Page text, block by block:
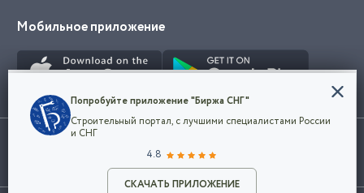
Разместить объявление
Мобильное приложение
Использование сайта, в том числе подача объявлений, означает
марки представленные на сайте являются собственностью их
Конфиденциальность
Мы используем файлы cookie, чтобы сделать
наш сайт удобным для каждого
Политикой конфиденциальности компании
и принимаете условия использования cookie.
Попробуйте приложение "Биржа СНГ"
Строительный портал, с лучшими специалистами России
и СНГ
4.8
СКАЧАТЬ ПРИЛОЖЕНИЕ